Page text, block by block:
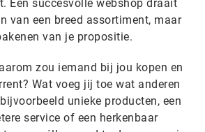
Een succesvolle webshop draait
van een breed assortiment, maar
van je propositie.
zou iemand bij jou kopen en
Wat voeg jij toe wat anderen
unieke producten, een
service of een herkenbaar